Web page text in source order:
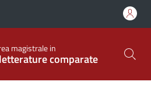
magistrale in
comparate